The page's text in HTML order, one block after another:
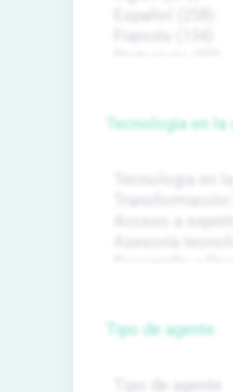
Tecnología en
Tipo de agente